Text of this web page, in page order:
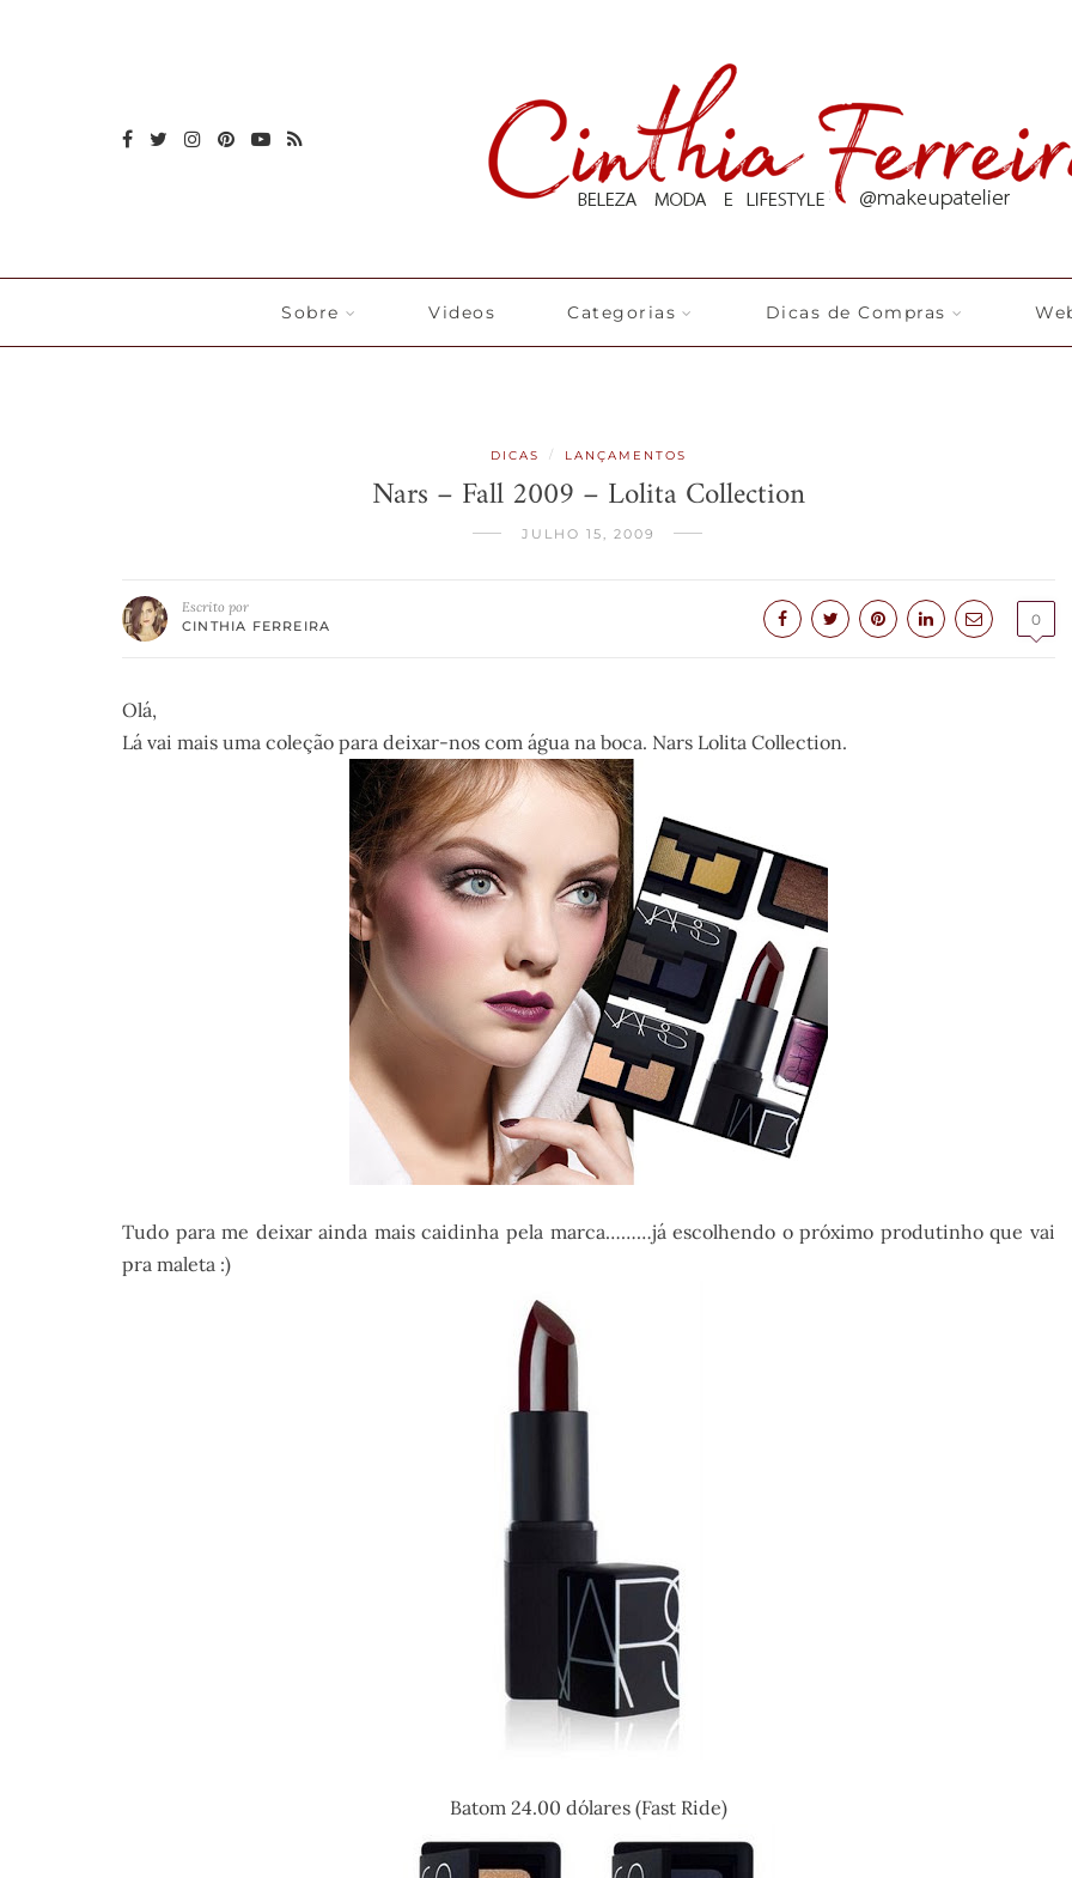
Sobre Videos Categorias Dicas de Compras
DICAS / LANÇAMENTOS
Nars – Fall 2009 – Lolita Collection
JULHO 15, 2009
Escrito por
CINTHIA FERREIRA
0
Olá,
Lá vai mais uma coleção para deixar-nos com água na boca. Nars Lolita Collection.
Tudo para me deixar ainda mais caidinha pela marca………já escolhendo o próximo produtinho que vai
pra maleta :)
Batom 24.00 dólares (Fast Ride)